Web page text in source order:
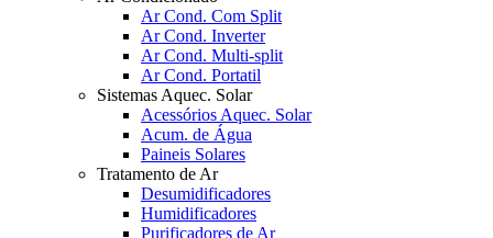
Ar Cond. Com Split
Ar Cond. Inverter
Ar Cond. Multi-split
Ar Cond. Portatil
Sistemas Aquec. Solar
Acessórios Aquec. Solar
Acum. de Água
Paineis Solares
Tratamento de Ar
Desumidificadores
Humidificadores
Purificadores de Ar